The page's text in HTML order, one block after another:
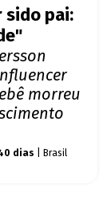
sido pai:
morreu
dias | Brasil